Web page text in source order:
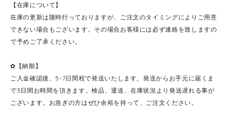
【在庫について】
在庫の更新は随時行っておりますが、ご注文のタイミングによりご用意
できない場合もございます。その場合お客様には必ず連絡を致しますの
で予めご了承ください。
✿【納期】
ご入金確認後、5-7日間程で発送いたします。発送からお手元に届くま
で3日間お時間を頂きます。検品、運送、在庫状況より発送遅れる事が
ございます。お急ぎの方はぜひ余裕を持って、ご注文ください。